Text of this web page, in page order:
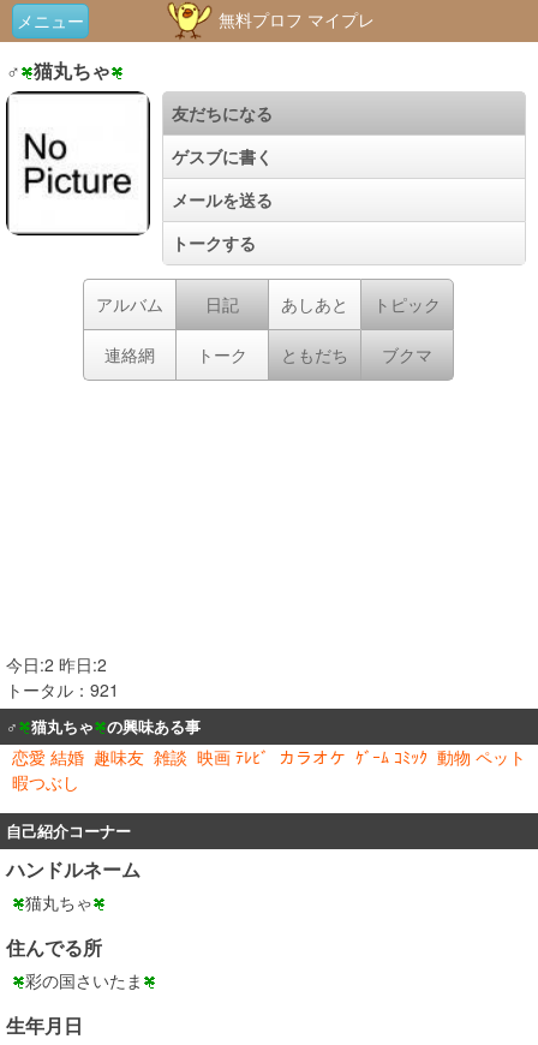
メニュー 無料プロフ マイプレ
♂ 猫丸ちゃ
友だちになる
ゲスブに書く
メールを送る
トークする
アルバム 日記 あしあと トピック
連絡網 トーク ともだち ブクマ
今日:2 昨日:2
トータル：921
♂ 猫丸ちゃ の興味ある事
恋愛 結婚 趣味友 雑談 映画 ﾃﾚﾋﾞ カラオケ ｹﾞｰﾑ ｺﾐｯｸ 動物 ペット
暇つぶし
自己紹介コーナー
ハンドルネーム
猫丸ちゃ
住んでる所
彩の国さいたま
生年月日